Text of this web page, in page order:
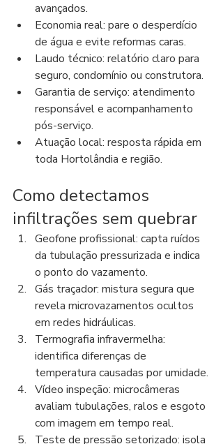
avançados.
Economia real: pare o desperdício
de água e evite reformas caras.
Laudo técnico: relatório claro para
seguro, condomínio ou construtora.
Garantia de serviço: atendimento
responsável e acompanhamento
pós-serviço.
Atuação local: resposta rápida em
toda Hortolândia e região.
Como detectamos
infiltrações sem quebrar
Geofone profissional: capta ruídos
da tubulação pressurizada e indica
o ponto do vazamento.
Gás traçador: mistura segura que
revela microvazamentos ocultos
em redes hidráulicas.
Termografia infravermelha:
identifica diferenças de
temperatura causadas por umidade.
Vídeo inspeção: microcâmeras
avaliam tubulações, ralos e esgoto
com imagem em tempo real.
Teste de pressão setorizado: isola